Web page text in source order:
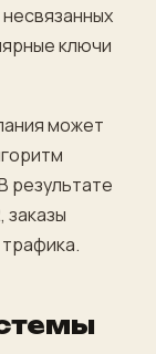
ключи
может
результате
заказы